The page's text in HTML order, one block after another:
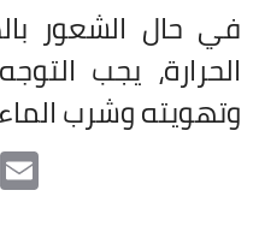
في حال الشعور
الحرارة، يجب
وتهويته وشرب
WhatsApp